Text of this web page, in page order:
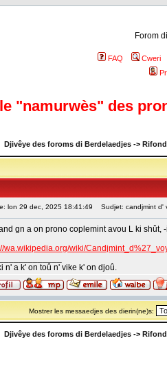
Forom
FAQ
Cweri
"namurwès" des
Djivêye des foroms di Berdelaedjes ->
lon 29 dec, 2025 18:41:49 Sudjet: candjmint d'
gn a on prono coplemint avou L ki shût,
wa.wikipedia.org/wiki/
n' a k' on toû n' vike k' on djoû.
Mostrer les messaedjes des dierin(ne)s:
Djivêye des foroms di Berdelaedjes ->